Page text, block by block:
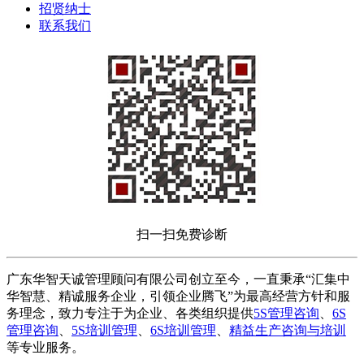
招贤纳士
联系我们
扫一扫免费诊断
广东华智天诚管理顾问有限公司创立至今，一直秉承“汇集中
华智慧、精诚服务企业，引领企业腾飞”为最高经营方针和服
务理念，致力专注于为企业、各类组织提供5S管理咨询
6S
管理咨询
5S培训管理 6S培训管理
精益生产咨询与培训
等专业服务。